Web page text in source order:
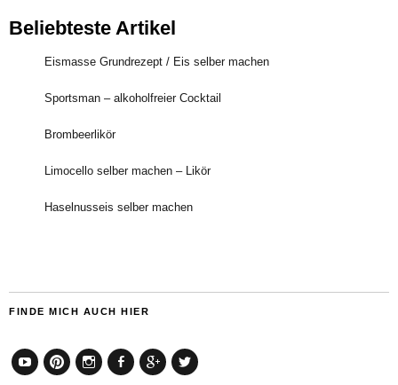
Beliebteste Artikel
Eismasse Grundrezept / Eis selber machen
Sportsman – alkoholfreier Cocktail
Brombeerlikör
Limocello selber machen – Likör
Haselnusseis selber machen
FINDE MICH AUCH HIER